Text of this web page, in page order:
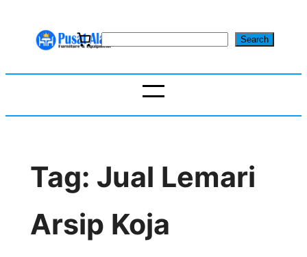
S
r
Search
Tag: Jual Lemari
Arsip Koja